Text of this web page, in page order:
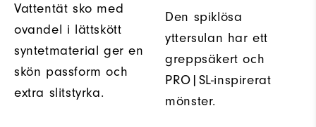
Vattentät sko med
ovandel i lättskött
syntetmaterial ger en
skön passform och
extra slitstyrka.
Den spiklösa
yttersulan har ett
greppsäkert och
PRO|SL-inspirerat
mönster.